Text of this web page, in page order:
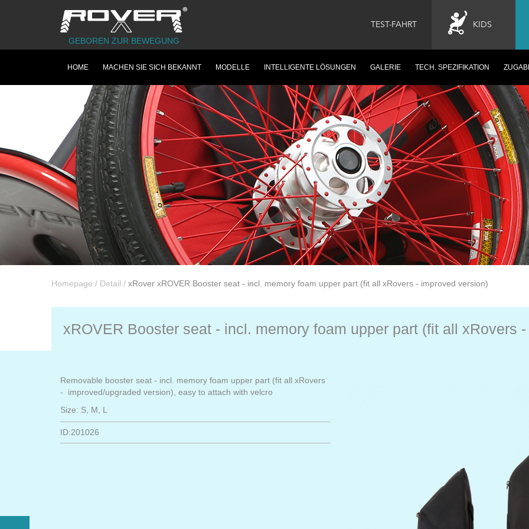
GEBOREN ZUR BEWEGUNG
TEST-FAHRT KIDS
HOME MACHEN SIE SICH BEKANNT MODELLE INTELLIGENTE LÖSUNGEN GALERIE TECH. SPEZIFIKATION
Homepage / Detail / xRover xROVER Booster seat - incl. memory foam upper part (fit all xRovers - improved version)
xROVER Booster seat - incl. memory foam upper part (fit all xRovers
Removable booster seat - incl. memory foam upper part (fit all xRovers
- improved/upgraded version), easy to attach with velcro
Size: S, M, L
ID:201026